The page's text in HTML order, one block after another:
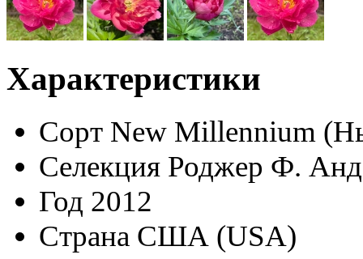
Характеристики
Сорт New Millennium
Селекция Роджер Ф.
Год 2012
Страна США (USA)